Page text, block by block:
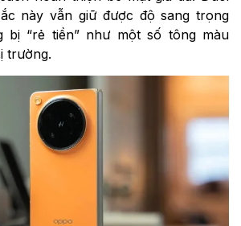
này vẫn giữ được độ sang trọng
bị “rẻ tiền” như một số tông màu
trường.